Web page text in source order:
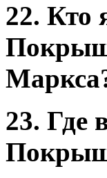
22. Кто
23. Где